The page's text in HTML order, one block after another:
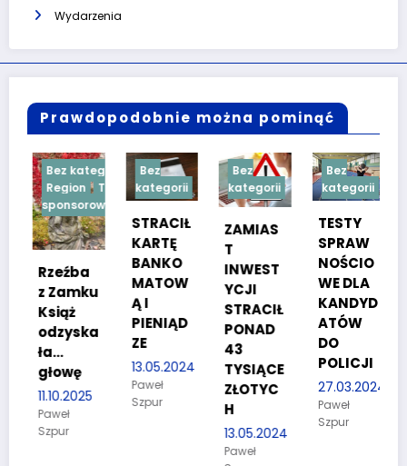
Wydarzenia
Prawdopodobnie można pominąć
Bez kategorii
Region
Treść
sponsorowana
Rzeźba
z Zamku
Książ
odzyska
ła…
głowę
11.10.2025
Paweł
Szpur
Bez
kategorii
STRACIŁ
KARTĘ
BANKO
MATOW
Ą I
PIENIĄD
ZE
13.05.2024
Paweł
Szpur
Bez
kategorii
ZAMIAS
T
INWEST
YCJI
STRACIŁ
PONAD
43
TYSIĄCE
ZŁOTYC
H
13.05.2024
Paweł
Bez
kategorii
TESTY
SPRAW
NOŚCIO
WE DLA
KANDYD
ATÓW
DO
POLICJI
27.03.2024
Paweł
Szpur